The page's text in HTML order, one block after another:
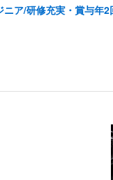
ア/研修充実・賞与年2